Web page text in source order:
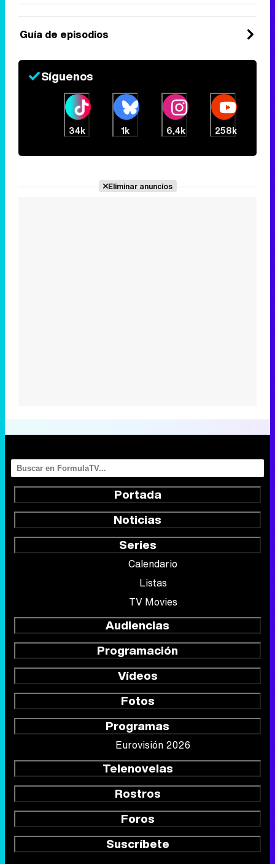
Guía de episodios
Síguenos
34k 1k 6,4k 258k
Eliminar anuncios
Portada
Noticias
Series
Calendario
Listas
TV Movies
Audiencias
Programación
Vídeos
Fotos
Programas
Eurovisión 2026
Telenovelas
Rostros
Foros
Suscríbete